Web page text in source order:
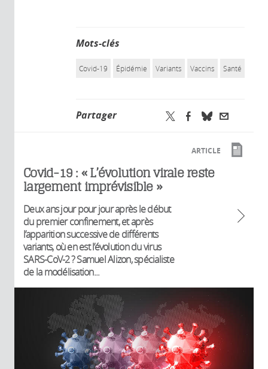
Mots-clés
Covid-19 Épidémie Variants Vaccins Santé
Partager
ARTICLE
Covid-19 : « L’évolution virale reste
largement imprévisible »
Deux ans jour pour jour après le début
du premier confinement, et après
l’apparition successive de différents
variants, où en est l’évolution du virus
SARS-CoV-2 ? Samuel Alizon, spécialiste
de la modélisation...